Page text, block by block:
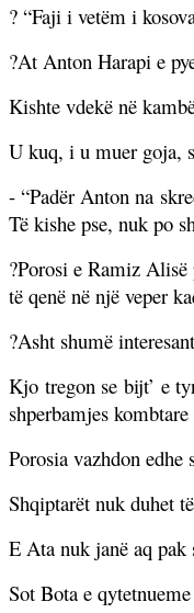
? “Faji i vetëm i
?At Anton Harapi e
Kishte vdekë në
U kuq, i u muer goja,
- “Padër Anton na
Të kishe pse, nuk po
?Porosi e Ramiz
të qenë në një veper
?Asht shumë
Kjo tregon se bijt’ e
shperbamjes
Porosia vazhdon
Shqiptarët nuk duhet
E Ata nuk janë aq pak
Sot Bota e